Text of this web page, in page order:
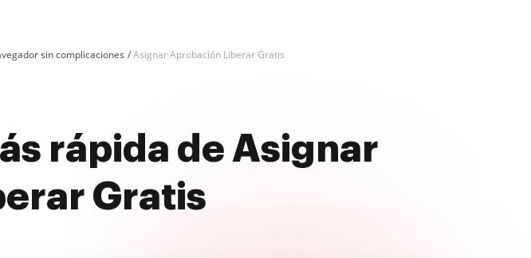
sin complicaciones Asignar Aprobación Liberar Gratis
rápida de Asignar
Gratis